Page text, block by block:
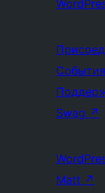
События
Swag ↗
Matt ↗